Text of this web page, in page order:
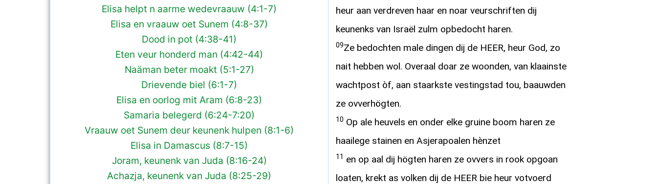
Elisa helpt n aarme wedevraauw (4:1-7)
Elisa en vraauw oet Sunem (4:8-37)
Dood in pot (4:38-41)
Eten veur honderd man (4:42-44)
Naäman beter moakt (5:1-27)
Drievende biel (6:1-7)
Elisa en oorlog mit Aram (6:8-23)
Samaria belegerd (6:24-7:20)
Vraauw oet Sunem deur keunenk hulpen (8:1-6)
Elisa in Damascus (8:7-15)
Joram, keunenk van Juda (8:16-24)
Achazja, keunenk van Juda (8:25-29)
heur aan verdreven haar en noar veurschriften dij
keunenks van Israël zulm opbedocht haren.
09Ze bedochten male dingen dij de HEER, heur God, zo
nait hebben wol. Overaal doar ze woonden, van klaainste
wachtpost òf, aan staarkste vestingstad tou, baauwden
ze ovverhögten.
10 Op ale heuvels en onder elke gruine boom haren ze
haailege stainen en Asjerapoalen hènzet
11 en op aal dij högten haren ze ovvers in rook opgoan
loaten, krekt as volken dij de HEER bie heur votvoerd